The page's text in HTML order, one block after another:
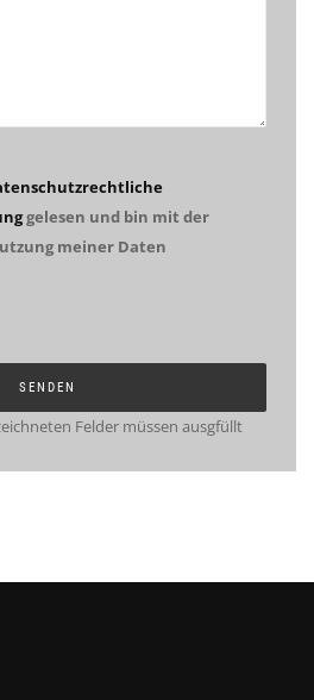
gelesen und bin mit der
meiner Daten
Felder müssen ausgfüllt